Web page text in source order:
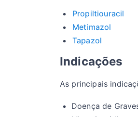
Propiltiouracil
Metimazol
Tapazol
Indicações
As principais
Doença de